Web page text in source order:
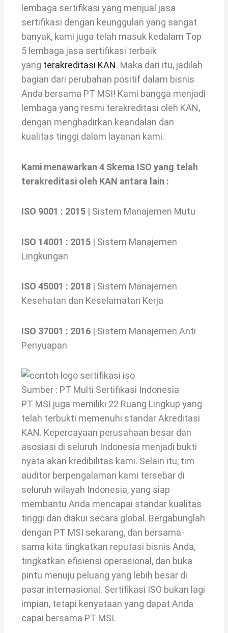
lembaga sertifikasi yang menjual jasa
sertifikasi dengan keunggulan yang sangat
banyak, kami juga telah masuk kedalam Top
5 lembaga jasa sertifikasi terbaik
yang terakreditasi KAN. Maka dari itu, jadilah
bagian dari perubahan positif dalam bisnis
Anda bersama PT MSI! Kami bangga menjadi
lembaga yang resmi terakreditasi oleh KAN,
dengan menghadirkan keandalan dan
kualitas tinggi dalam layanan kami.
Kami menawarkan 4 Skema ISO yang telah
terakreditasi oleh KAN antara lain :
ISO 9001 : 2015| Sistem Manajemen Mutu
ISO 14001 : 2015| Sistem Manajemen
Lingkungan
ISO 45001 : 2018| Sistem Manajemen
Kesehatan dan Keselamatan Kerja
ISO 37001 : 2016| Sistem Manajemen Anti
Penyuapan
Sumber : PT Multi Sertifikasi Indonesia
PT MSI juga memiliki 22 Ruang Lingkup yang
telah terbukti memenuhi standar Akreditasi
KAN. Kepercayaan perusahaan besar dan
asosiasi di seluruh Indonesia menjadi bukti
nyata akan kredibilitas kami. Selain itu, tim
auditor berpengalaman kami tersebar di
seluruh wilayah Indonesia, yang siap
membantu Anda mencapai standar kualitas
tinggi dan diakui secara global. Bergabunglah
dengan PT MSI sekarang, dan bersama-
sama kita tingkatkan reputasi bisnis Anda,
tingkatkan efisiensi operasional, dan buka
pintu menuju peluang yang lebih besar di
pasar internasional. Sertifikasi ISO bukan lagi
impian, tetapi kenyataan yang dapat Anda
capai bersama PT MSI.